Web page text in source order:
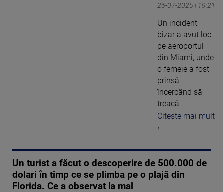
26-07-2025 | 19:21
Un incident
bizar a avut loc
pe aeroportul
din Miami, unde
o femeie a fost
prinsă
încercând să
treacă ...
Citeste mai mult
›
Un turist a făcut o descoperire de 500.000 de
dolari în timp ce se plimba pe o plajă din
Florida. Ce a observat la mal